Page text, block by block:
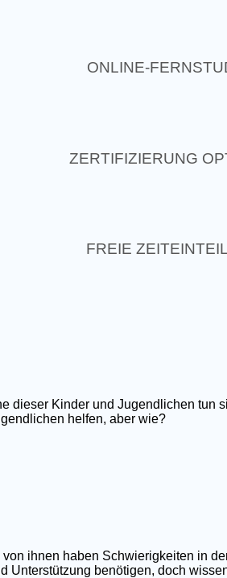
ONLINE-
ZERTIFIZIERUNG
FREIE
Kinder und Jugendlichen tun
helfen, aber wie?
ihnen haben Schwierigkeiten in
benötigen, doch